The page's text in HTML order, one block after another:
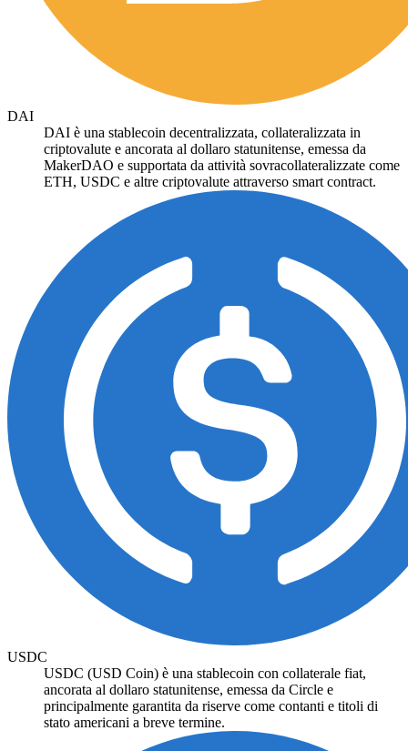
DAI
DAI è una stablecoin decentralizzata, collateralizzata in
criptovalute e ancorata al dollaro statunitense, emessa da
MakerDAO e supportata da attività sovracollateralizzate come
ETH, USDC e altre criptovalute attraverso smart contract.
USDC
USDC (USD Coin) è una stablecoin con collaterale fiat,
ancorata al dollaro statunitense, emessa da Circle e
principalmente garantita da riserve come contanti e titoli di
stato americani a breve termine.